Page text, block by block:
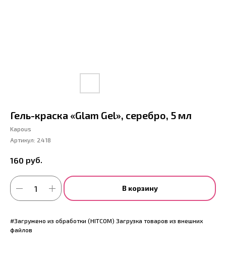
Гель-краска «Glam Gel», серебро, 5 мл
Kapous
Артикул: 2418
160 руб.
В корзину
#Загружено из обработки (HITCOM) Загрузка товаров из внешних
файлов